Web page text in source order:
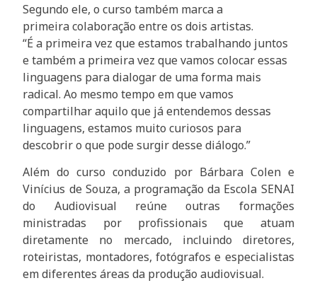
Segundo ele, o curso também marca a
primeira colaboração entre os dois artistas.
“É a primeira vez que estamos trabalhando juntos
e também a primeira vez que vamos colocar essas
linguagens para dialogar de uma forma mais
radical. Ao mesmo tempo em que vamos
compartilhar aquilo que já entendemos dessas
linguagens, estamos muito curiosos para
descobrir o que pode surgir desse diálogo.”
Além do curso conduzido por Bárbara Colen e
Vinícius de Souza, a programação da Escola SENAI
do Audiovisual reúne outras formações
ministradas por profissionais que atuam
diretamente no mercado, incluindo diretores,
roteiristas, montadores, fotógrafos e especialistas
em diferentes áreas da produção audiovisual.